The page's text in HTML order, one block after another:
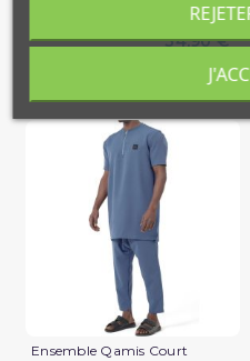
34,90 €
Ensemble Qamis Court